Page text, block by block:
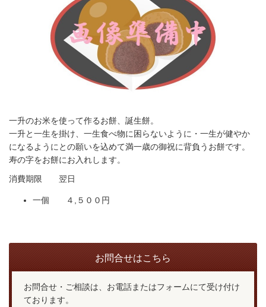
一升のお米を使って作るお餅、誕生餅。
一升と一生を掛け、一生食べ物に困らないように・一生が健やか
になるようにとの願いを込めて満一歳の御祝に背負うお餅です。
寿の字をお餅にお入れします。
消費期限 翌日
一個 ４,５００円
お問合せはこちら
お問合せ・ご相談は、お電話またはフォームにて受け付け
ております。